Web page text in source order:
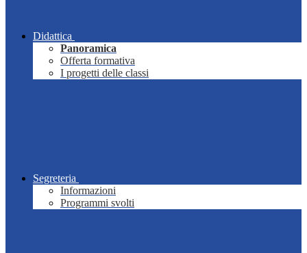
Didattica
Panoramica
Offerta formativa
I progetti delle classi
Segreteria
Informazioni
Programmi svolti